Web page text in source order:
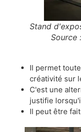
Stand
Source
Il permet
créativité sur
C'est une
justifie
Il peut être